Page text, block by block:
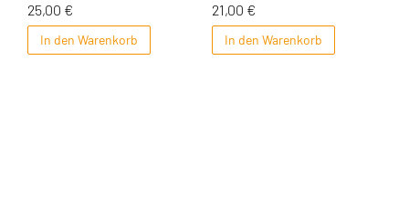
25,00 €
In den Warenkorb
21,00 €
In den Warenkorb